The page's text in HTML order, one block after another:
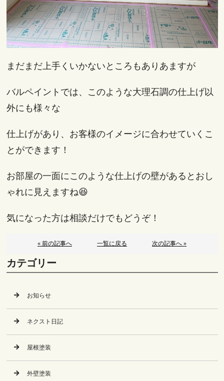
まだまだ上手くいかないところもありあますが
バルペイントでは、このような大理石調の仕上げ以
外にも様々な
仕上げがあり、お客様のイメージに合わせていくこ
とができます！
お部屋の一面にこのような仕上げの壁があるとおし
ゃれに見えますね😆
気になった方は相談だけでもどうぞ！
« 前の記事へ 一覧に戻る 次の記事へ »
カテゴリー
お知らせ
ネクスト日記
屋根塗装
外壁塗装